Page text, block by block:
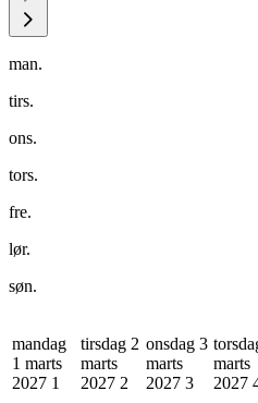
man.
tirs.
ons.
tors.
fre.
lør.
søn.
mandag
1 marts
2027 1
tirsdag 2
marts
2027 2
onsdag 3
marts
2027 3
marts
2027